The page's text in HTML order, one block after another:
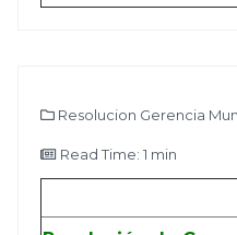
Resolucion Gerencia
Read Time: 1 min